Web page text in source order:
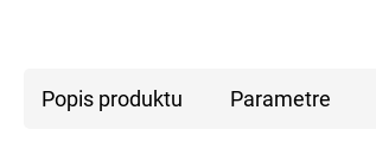
Popis produktu Parametre